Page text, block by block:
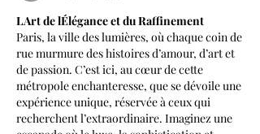
LArt de lÉlégance et du Raffinement
Paris, la ville des lumières, où chaque coin de
rue murmure des histoires d’amour, d’art et
de passion. C’est ici, au cœur de cette
métropole enchanteresse, que se dévoile une
expérience unique, réservée à ceux qui
recherchent l’extraordinaire. Imaginez une